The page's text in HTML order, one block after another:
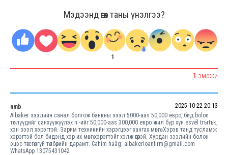
Мэдээнд өгөх таны үнэлгээ?
1
1 ЭМОЖИ
nmb
2025-10-22 20:13
Albaker зээлийн санал болгож банкны зээл 5000-aas 50,000 евро, бид bolon
төслүүдийг санхүүжүүлэх n -ийг 50,000-aas 300,000 евро жил бүр хүн esvél trъrtъk,
хэн зээл хэрэгтэй. Зарим техникийн хэрэгцээг хангах мөнгө. Хэрэв танд тусламж
хэрэгтэй бол бидэнд хэр их мөнгө хэрэгтэйг хэлж өгөөрэй. Хурдан зээлийн болон
эцэс төгсгөлгүй төлбөрийн дарамт. Cahim haâg: albakerloanfirm@gmail.com
WhatsApp 13075431042